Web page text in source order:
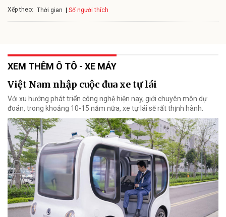
Xếp theo: Thời gian Số người thích
XEM THÊM Ô TÔ - XE MÁY
Việt Nam nhập cuộc đua xe tự lái
Với xu hướng phát triển công nghệ hiện nay, giới chuyên môn dự
đoán, trong khoảng 10-15 năm nữa, xe tự lái sẽ rất thịnh hành.